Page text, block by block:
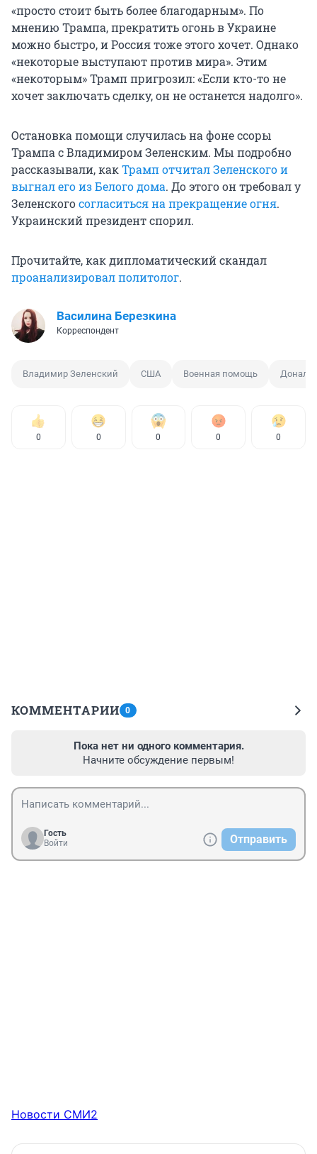
«просто стоит быть более благодарным». По
мнению Трампа, прекратить огонь в Украине
можно быстро, и Россия тоже этого хочет. Однако
«некоторые выступают против мира». Этим
«некоторым» Трамп пригрозил: «Если кто-то не
хочет заключать сделку, он не останется надолго».
Остановка помощи случилась на фоне ссоры
Трампа с Владимиром Зеленским. Мы подробно
рассказывали, какТрамп отчитал Зеленского и
выгнал его из Белого дома. До этого он требовал у
Зеленскогосогласиться на прекращение огня.
Украинский президент спорил.
Прочитайте, как дипломатический скандал
проанализировал политолог.
Василина Березкина
Корреспондент
Владимир Зеленский США Военная помощь
0 0 0 0 0
КОММЕНТАРИИ 0
Пока нет ни одного комментария.
Начните обсуждение первым!
Гость
Войти
Отправить
Новости СМИ2